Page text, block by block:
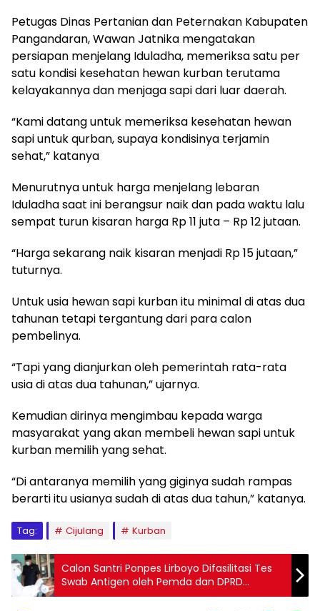
Petugas Dinas Pertanian dan Peternakan Kabupaten
Pangandaran, Wawan Jatnika mengatakan
persiapan menjelang Iduladha, memeriksa satu per
satu kondisi kesehatan hewan kurban terutama
kelayakannya dan menjaga sapi dari luar daerah.
“Kami datang untuk memeriksa kesehatan hewan
sapi untuk qurban, supaya kondisinya terjamin
sehat,” katanya
Menurutnya untuk harga menjelang lebaran
Iduladha saat ini berangsur naik dan pada waktu lalu
sempat turun kisaran harga Rp 11 juta – Rp 12 jutaan.
“Harga sekarang naik kisaran menjadi Rp 15 jutaan,”
tuturnya.
Untuk usia hewan sapi kurban itu minimal di atas dua
tahunan tetapi tergantung dari para calon
pembelinya.
“Tapi yang dianjurkan oleh pemerintah rata-rata
usia di atas dua tahunan,” ujarnya.
Kemudian dirinya mengimbau kepada warga
masyarakat yang akan membeli hewan sapi untuk
kurban memilih yang sehat.
“Di antaranya memilih yang giginya sudah rampas
berarti itu usianya sudah di atas dua tahun,” katanya.
Tag: Cijulang Kurban
Calon Santri Ponpes Lirboyo Difasilitasi Tes
Swab Antigen oleh Pemda dan DPRD
Pangandaran